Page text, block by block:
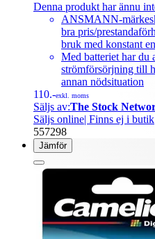
Denna produkt har ännu
ANSMANN-
bra pris/
bruk med konstant
Med batteriet har du
strömförsörjning till
annan nödsituation
110.-exkl. moms
Säljs av:The Stock
Säljs online| Finns ej i butik
557298
Jämför